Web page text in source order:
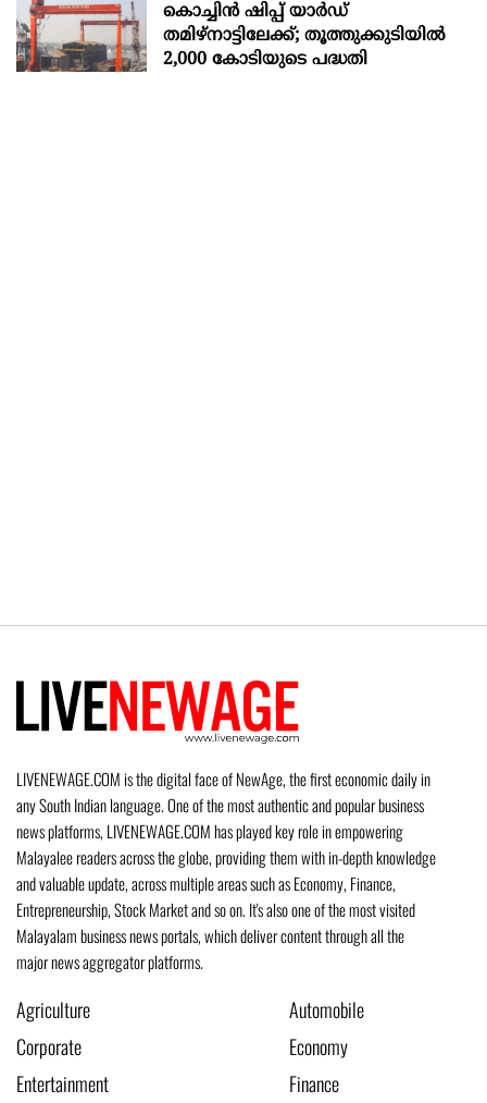
കൊച്ചിന്‍ ഷിപ്പ് യാർഡ്
തമിഴ്നാട്ടിലേക്ക്; തൂത്തുക്കുടിയിൽ
2,000 കോടിയുടെ പദ്ധതി
LIVENEWAGE.COM is the digital face of NewAge, the first economic daily in
any South Indian language. One of the most authentic and popular business
news platforms, LIVENEWAGE.COM has played key role in empowering
Malayalee readers across the globe, providing them with in-depth knowledge
and valuable update, across multiple areas such as Economy, Finance,
Entrepreneurship, Stock Market and so on. It's also one of the most visited
Malayalam business news portals, which deliver content through all the
major news aggregator platforms.
Agriculture
Automobile
Corporate
Economy
Entertainment
Finance